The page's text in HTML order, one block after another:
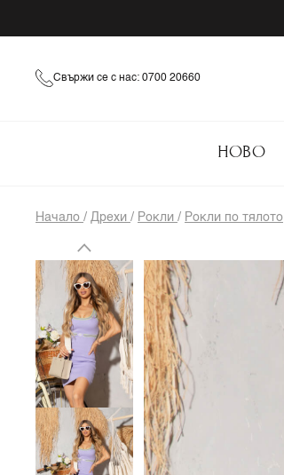
Свържи се с нас: 0700 20660
НОВО
Начало / Дрехи / Рокли / Рокли по тялото